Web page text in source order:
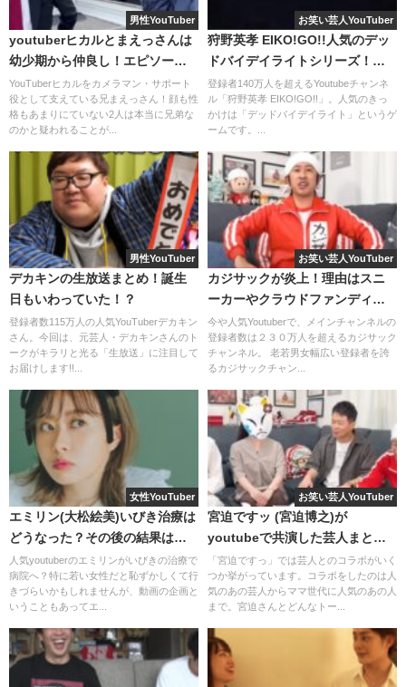
宮迫ですっ 芸人仲間の反応
雨上がり決死隊の解散は、多くの芸人仲間も悲しんでいま
した。
宮迫ですっ！の動画で【雨上がり決死隊の解散】をテーマ
に芸人仲間たちと対談している動画が多く上がっています
が、その中でも、注目の動画を紹介します。
怒りの芸人仲間
私が注目した動画は、バッファロー吾郎・バッファロー吾
郎Aさんと次長課長・河本さんとの対談の回です。
バッファロー吾郎Aさんは30年・河本さんは25年、宮迫さ
んとの親交があり、
いわば親友と言える存在。
そんな2人が宮迫さんに言いたいこととは？
まずは河本さん。
男性YouTuber
youtuberヒカルとまえっさんは
幼少期から仲良し！エピソード
をまとめました！
YouTuberヒカルをカメラマン・サポート
役として支えている兄まえっさん！顔も性
格もあまりにていない2人は本当に兄弟な
のかと疑われることが...
お笑い芸人YouTuber
狩野英孝 EIKO!GO!!人気のデッ
ドバイデイライトシリーズ！人
気芸人とコラボも！
登録者140万人を超えるYoutubeチャンネ
ル「狩野英孝 EIKO!GO!!」。人気のきっ
かけは「デッドバイデイライト」というゲ
ームです。...
男性YouTuber
デカキンの生放送まとめ！誕生
日もいわっていた！？
登録者数115万人の人気YouTuberデカキン
さん。今回は、元芸人・デカキンさんのト
ークがキラリと光る「生放送」に注目して
お届けします!!...
お笑い芸人YouTuber
カジサックが炎上！理由はスニ
ーカーやクラウドファンディン
グ？
今や人気Youtuberで、メインチャンネルの
登録者数は２３０万人を超えるカジサック
チャンネル。 老若男女幅広い登録者を誇
るカジサックチャン...
女性YouTuber
エミリン(大松絵美)いびき治療は
どうなった？その後の結果はど
う？
人気youtuberのエミリンがいびきの治療で
病院へ？特に若い女性だと恥ずかしくて行
きづらいかもしれませんが、動画の企画と
いうこともあってエ...
お笑い芸人YouTuber
宮迫ですッ (宮迫博之)が
youtubeで共演した芸人まと
め！江頭やカジサックともコラ
ボした！？
「宮迫ですっ」では芸人とのコラボがいく
つか挙がっています。コラボをしたのは人
気のあの芸人からママ世代に人気のあの人
まで。宮迫さんとどんなトー...